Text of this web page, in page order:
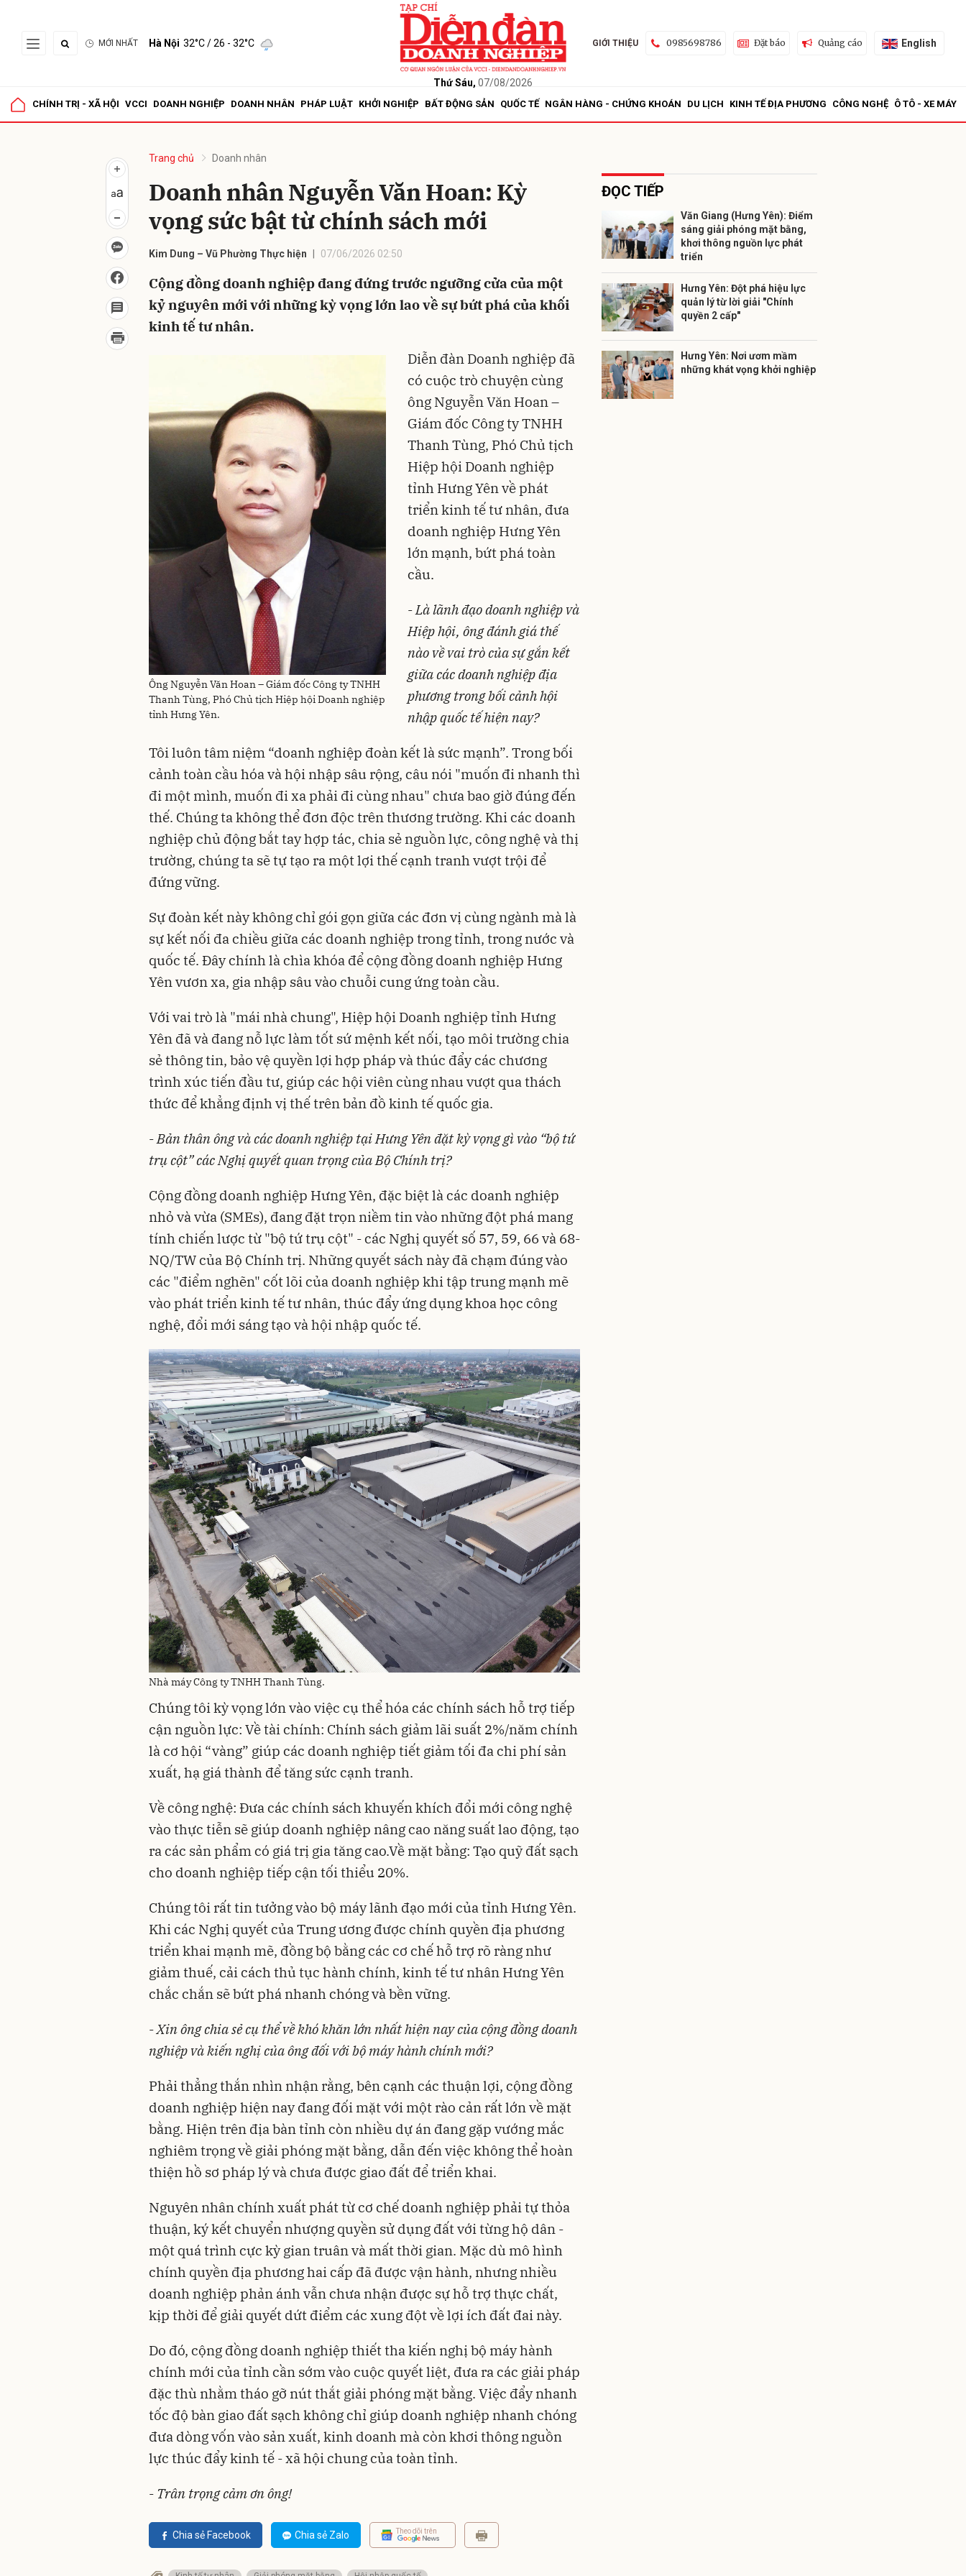
MỚI NHẤT Hà Nội 32°C/ 26 - 32°C
Thứ Sáu, 07/08/2026
GIỚI THIỆU 0985698786 Đặt báo Quảng cáo English
CHÍNH TRỊ - XÃ HỘI VCCI DOANH NGHIỆP DOANH NHÂN PHÁP LUẬT KHỞI NGHIỆP BẤT ĐỘNG SẢN QUỐC TẾ NGÂN HÀNG - CHỨNG KHOÁN DU LỊCH KINH TẾ ĐỊA PHƯƠNG CÔNG NGHỆ Ô TÔ - XE MÁY
Trang chủ Doanh nhân
Doanh nhân Nguyễn Văn Hoan: Kỳ
vọng sức bật từ chính sách mới
Kim Dung – Vũ Phường Thực hiện 07/06/2026 02:50
Cộng đồng doanh nghiệp đang đứng trước ngưỡng cửa của một
kỷ nguyên mới với những kỳ vọng lớn lao về sự bứt phá của khối
kinh tế tư nhân.
Ông Nguyễn Văn Hoan – Giám đốc Công ty TNHH
Thanh Tùng, Phó Chủ tịch Hiệp hội Doanh nghiệp
tỉnh Hưng Yên.
Diễn đàn Doanh nghiệp đã
có cuộc trò chuyện cùng
ông Nguyễn Văn Hoan –
Giám đốc Công ty TNHH
Thanh Tùng, Phó Chủ tịch
Hiệp hội Doanh nghiệp
tỉnh Hưng Yên về phát
triển kinh tế tư nhân, đưa
doanh nghiệp Hưng Yên
lớn mạnh, bứt phá toàn
cầu.
-Là lãnh đạo doanh nghiệp và
Hiệp hội, ông đánh giá thế
nào về vai trò của sự gắn kết
giữa các doanh nghiệp địa
phương trong bối cảnh hội
nhập quốc tế hiện nay?
Tôi luôn tâm niệm “doanh nghiệp đoàn kết là sức mạnh”. Trong bối
cảnh toàn cầu hóa và hội nhập sâu rộng, câu nói "muốn đi nhanh thì
đi một mình, muốn đi xa phải đi cùng nhau" chưa bao giờ đúng đến
thế. Chúng ta không thể đơn độc trên thương trường. Khi các doanh
nghiệp chủ động bắt tay hợp tác, chia sẻ nguồn lực, công nghệ và thị
trường, chúng ta sẽ tự tạo ra một lợi thế cạnh tranh vượt trội để
đứng vững.
Sự đoàn kết này không chỉ gói gọn giữa các đơn vị cùng ngành mà là
sự kết nối đa chiều giữa các doanh nghiệp trong tỉnh, trong nước và
quốc tế. Đây chính là chìa khóa để cộng đồng doanh nghiệp Hưng
Yên vươn xa, gia nhập sâu vào chuỗi cung ứng toàn cầu.
Với vai trò là "mái nhà chung", Hiệp hội Doanh nghiệp tỉnh Hưng
Yên đã và đang nỗ lực làm tốt sứ mệnh kết nối, tạo môi trường chia
sẻ thông tin, bảo vệ quyền lợi hợp pháp và thúc đẩy các chương
trình xúc tiến đầu tư, giúp các hội viên cùng nhau vượt qua thách
thức để khẳng định vị thế trên bản đồ kinh tế quốc gia.
-Bản thân ông và các doanh nghiệp tại Hưng Yên đặt kỳ vọng gì vào “bộ tứ
trụ cột” các Nghị quyết quan trọng của Bộ Chính trị?
Cộng đồng doanh nghiệp Hưng Yên, đặc biệt là các doanh nghiệp
nhỏ và vừa (SMEs), đang đặt trọn niềm tin vào những đột phá mang
tính chiến lược từ "bộ tứ trụ cột" - các Nghị quyết số 57, 59, 66 và 68-
NQ/TW của Bộ Chính trị. Những quyết sách này đã chạm đúng vào
các "điểm nghẽn" cốt lõi của doanh nghiệp khi tập trung mạnh mẽ
vào phát triển kinh tế tư nhân, thúc đẩy ứng dụng khoa học công
nghệ, đổi mới sáng tạo và hội nhập quốc tế.
Nhà máy Công ty TNHH Thanh Tùng.
Chúng tôi kỳ vọng lớn vào việc cụ thể hóa các chính sách hỗ trợ tiếp
cận nguồn lực: Về tài chính: Chính sách giảm lãi suất 2%/năm chính
là cơ hội “vàng” giúp các doanh nghiệp tiết giảm tối đa chi phí sản
xuất, hạ giá thành để tăng sức cạnh tranh.
Về công nghệ: Đưa các chính sách khuyến khích đổi mới công nghệ
vào thực tiễn sẽ giúp doanh nghiệp nâng cao năng suất lao động, tạo
ra các sản phẩm có giá trị gia tăng cao.Về mặt bằng: Tạo quỹ đất sạch
cho doanh nghiệp tiếp cận tối thiểu 20%.
Chúng tôi rất tin tưởng vào bộ máy lãnh đạo mới của tỉnh Hưng Yên.
Khi các Nghị quyết của Trung ương được chính quyền địa phương
triển khai mạnh mẽ, đồng bộ bằng các cơ chế hỗ trợ rõ ràng như
giảm thuế, cải cách thủ tục hành chính, kinh tế tư nhân Hưng Yên
chắc chắn sẽ bứt phá nhanh chóng và bền vững.
-Xin ông chia sẻ cụ thể về khó khăn lớn nhất hiện nay của cộng đồng doanh
nghiệp và kiến nghị của ông đối với bộ máy hành chính mới?
Phải thẳng thắn nhìn nhận rằng, bên cạnh các thuận lợi, cộng đồng
doanh nghiệp hiện nay đang đối mặt với một rào cản rất lớn về mặt
bằng. Hiện trên địa bàn tỉnh còn nhiều dự án đang gặp vướng mắc
nghiêm trọng về giải phóng mặt bằng, dẫn đến việc không thể hoàn
thiện hồ sơ pháp lý và chưa được giao đất để triển khai.
Nguyên nhân chính xuất phát từ cơ chế doanh nghiệp phải tự thỏa
thuận, ký kết chuyển nhượng quyền sử dụng đất với từng hộ dân -
một quá trình cực kỳ gian truân và mất thời gian. Mặc dù mô hình
chính quyền địa phương hai cấp đã được vận hành, nhưng nhiều
doanh nghiệp phản ánh vẫn chưa nhận được sự hỗ trợ thực chất,
kịp thời để giải quyết dứt điểm các xung đột về lợi ích đất đai này.
Do đó, cộng đồng doanh nghiệp thiết tha kiến nghị bộ máy hành
chính mới của tỉnh cần sớm vào cuộc quyết liệt, đưa ra các giải pháp
đặc thù nhằm tháo gỡ nút thắt giải phóng mặt bằng. Việc đẩy nhanh
tốc độ bàn giao đất sạch không chỉ giúp doanh nghiệp nhanh chóng
đưa dòng vốn vào sản xuất, kinh doanh mà còn khơi thông nguồn
lực thúc đẩy kinh tế - xã hội chung của toàn tỉnh.
- Trân trọng cảm ơn ông!
Chia sẻ Facebook Chia sẻ Zalo Theo dõi trên
ĐỌC TIẾP
Văn Giang (Hưng Yên): Điểm
sáng giải phóng mặt bằng,
khơi thông nguồn lực phát
triển
Hưng Yên: Đột phá hiệu lực
quản lý từ lời giải "Chính
quyền 2 cấp"
Hưng Yên: Nơi ươm mầm
những khát vọng khởi nghiệp
Gửi